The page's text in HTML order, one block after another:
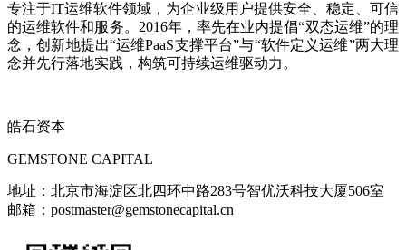
专注于IT运维软件领域，为企业级用户提供安全、稳定、可信
的运维软件和服务。2016年，率先在业内提倡“双态运维”的理
念，创新地提出“运维PaaS支撑平台”与“软件定义运维”两大理
念并先行落地实践，构筑可持续运维驱动力。
皓石资本
GEMSTONE CAPITAL
地址：北京市海淀区北四环中路283号智优沃科技大厦506室
邮箱：postmaster@gemstonecapital.cn